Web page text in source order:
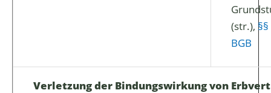
(str.),
BGB
Verletzung der Bindungswirkung von